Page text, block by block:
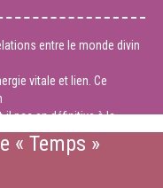
entre le monde divin
vitale et lien. Ce
il pas en définitive à la
? En partant de cette
« Temps »